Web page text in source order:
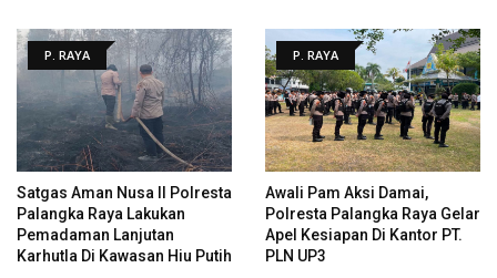
P. RAYA
Satgas Aman Nusa II Polresta
Palangka Raya Lakukan
Pemadaman Lanjutan
Karhutla Di Kawasan Hiu Putih
P. RAYA
Awali Pam Aksi Damai,
Polresta Palangka Raya Gelar
Apel Kesiapan Di Kantor PT.
PLN UP3